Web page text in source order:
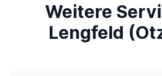
Weitere
Lengfeld